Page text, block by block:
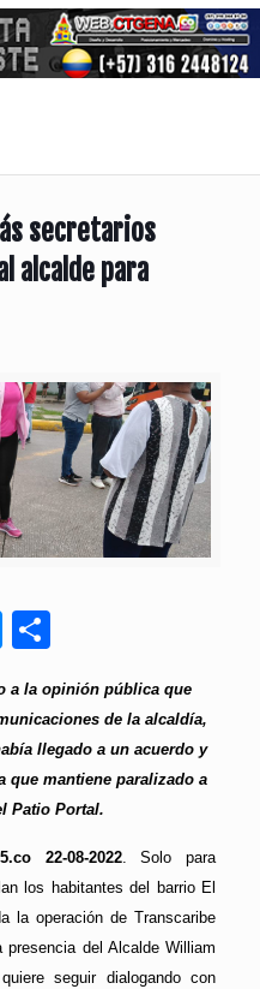
secretarios
alcalde para
Messenger
a la opinión pública que
de la alcaldía,
llegado a un acuerdo y
que mantiene paralizado a
Patio Portal.
22-08-2022. Solo para
los habitantes del barrio El
la operación de Transcaribe
del Alcalde William
seguir dialogando con